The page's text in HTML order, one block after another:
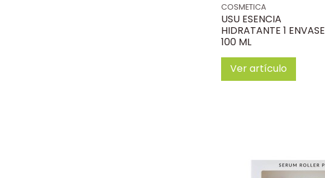
COSMETICA
USU ESENCIA
HIDRATANTE 1 ENVASE
100 ML
Ver artículo